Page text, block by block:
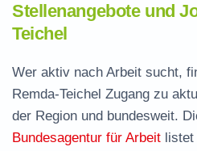
Stellenangebote und
Teichel
Wer aktiv nach Arbeit sucht,
Remda-Teichel Zugang zu
der Region und bundesweit.
Bundesagentur für Arbeit listet